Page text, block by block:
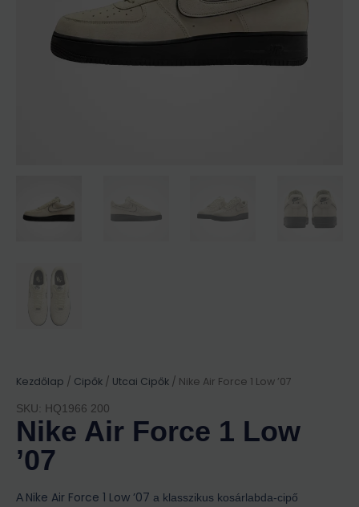
Kezdőlap / Cipők / Utcai Cipők / Nike Air Force 1 Low ’07
SKU: HQ1966 200
Nike Air Force 1 Low
’07
A Nike Air Force 1 Low ’07 a klasszikus kosárlabda-cipő